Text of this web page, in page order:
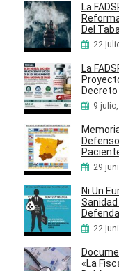
La
Del Taba
22
La
Decreto
9
29
Ni Un
22
«La